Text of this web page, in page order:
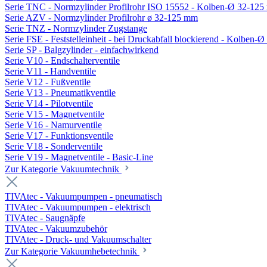
Serie TNC - Normzylinder Profilrohr ISO 15552 - Kolben-Ø 32-125
Serie AZV - Normzylinder Profilrohr ø 32-125 mm
Serie TNZ - Normzylinder Zugstange
Serie FSE - Feststelleinheit - bei Druckabfall blockierend - Kolben-Ø
Serie SP - Balgzylinder - einfachwirkend
Serie V10 - Endschalterventile
Serie V11 - Handventile
Serie V12 - Fußventile
Serie V13 - Pneumatikventile
Serie V14 - Pilotventile
Serie V15 - Magnetventile
Serie V16 - Namurventile
Serie V17 - Funktionsventile
Serie V18 - Sonderventile
Serie V19 - Magnetventile - Basic-Line
Zur Kategorie Vakuumtechnik
TIVAtec - Vakuumpumpen - pneumatisch
TIVAtec - Vakuumpumpen - elektrisch
TIVAtec - Saugnäpfe
TIVAtec - Vakuumzubehör
TIVAtec - Druck- und Vakuumschalter
Zur Kategorie Vakuumhebetechnik